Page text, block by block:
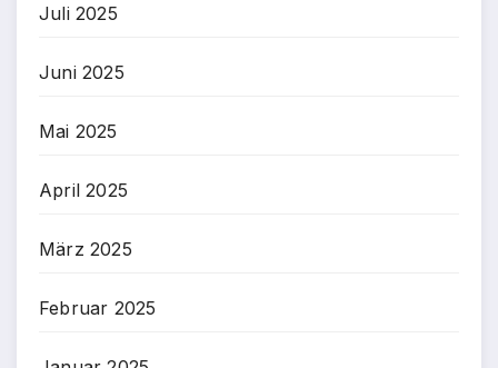
Juli 2025
Juni 2025
Mai 2025
April 2025
März 2025
Februar 2025